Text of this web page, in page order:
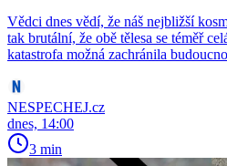
Vědci dnes vědí, že náš nejbližší
tak brutální, že obě tělesa se téměř
katastrofa možná zachránila
NESPECHEJ.cz
dnes, 14:00
3 min